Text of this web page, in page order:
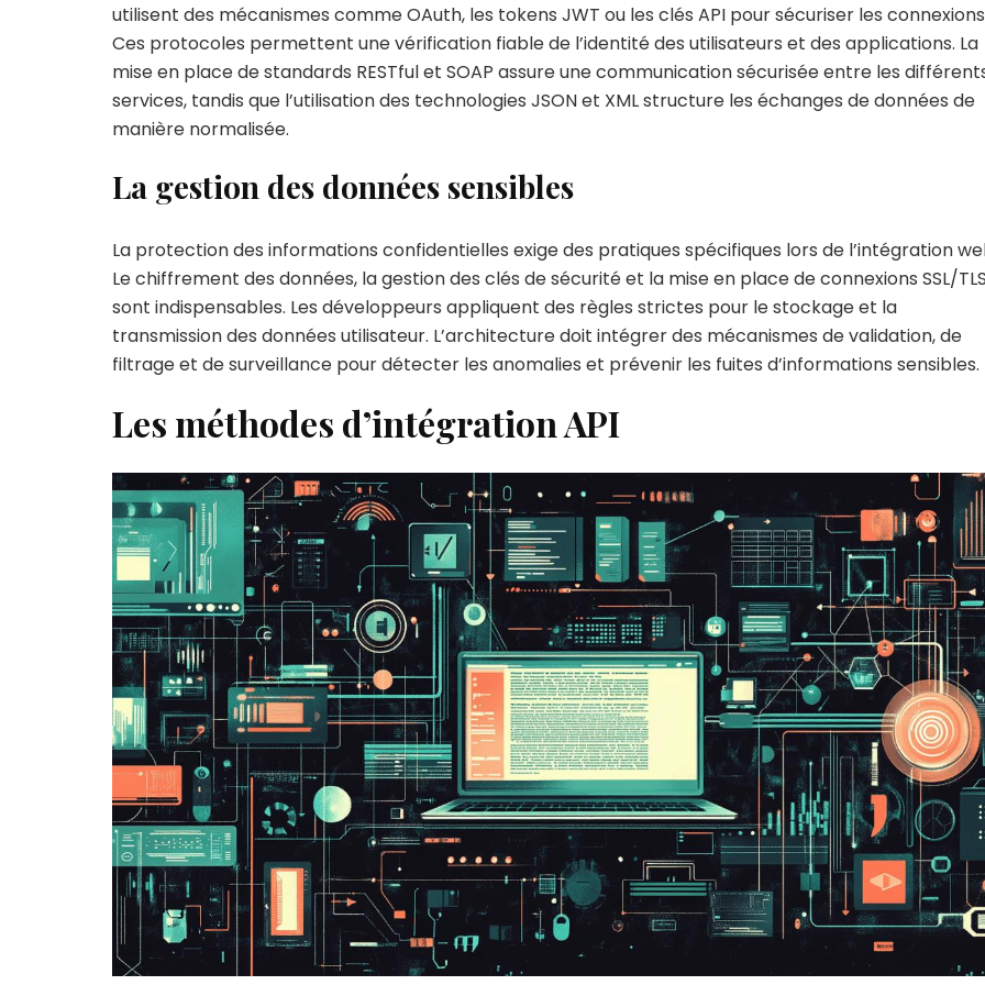
utilisent des mécanismes comme OAuth, les tokens JWT ou les clés API pour sécuriser les
Ces protocoles permettent une vérification fiable de l’identité des utilisateurs et des applications. La
mise en place de standards RESTful et SOAP assure une communication sécurisée entre les
services, tandis que l’utilisation des technologies JSON et XML structure les échanges de données de
manière normalisée.
La gestion des données sensibles
La protection des informations confidentielles exige des pratiques spécifiques lors de l’intégration
Le chiffrement des données, la gestion des clés de sécurité et la mise en place de connexions SSL/TLS
sont indispensables. Les développeurs appliquent des règles strictes pour le stockage et la
transmission des données utilisateur. L’architecture doit intégrer des mécanismes de validation, de
filtrage et de surveillance pour détecter les anomalies et prévenir les fuites d’informations sensibles.
Les méthodes d’intégration API